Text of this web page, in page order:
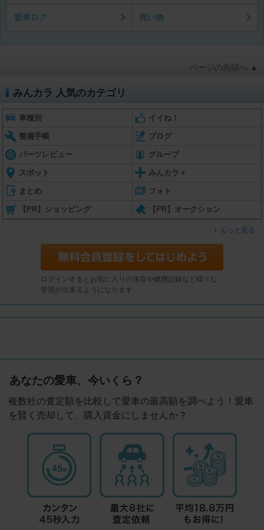
愛車ログ 買い物
ページの先頭へ ▲
みんカラ 人気のカテゴリ
車種別 イイね！
整備手帳 ブログ
パーツレビュー グループ
スポット みんカラ＋
まとめ フォト
【PR】ショッピング 【PR】オークション
もっと見る
ログインするとお気に入りの保存や燃費記録など様々な
管理が出来るようになります
あなたの愛車、今いくら？
複数社の査定額を比較して愛車の最高額を調べよう！愛車
を賢く売却して、購入資金にしませんか？